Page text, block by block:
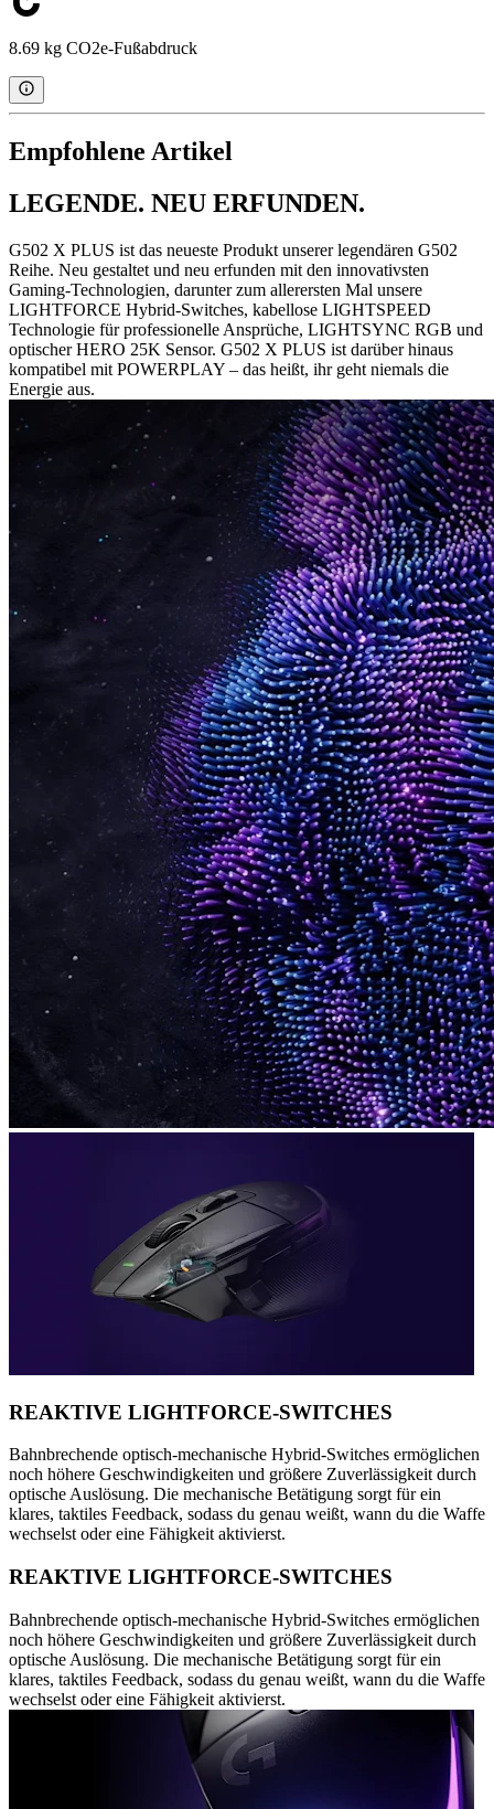
8.69 kg CO2e-Fußabdruck
Empfohlene Artikel
LEGENDE. NEU ERFUNDEN.
G502 X PLUS ist das neueste Produkt unserer legendären G502
Reihe. Neu gestaltet und neu erfunden mit den innovativsten
Gaming-Technologien, darunter zum allerersten Mal unsere
LIGHTFORCE Hybrid-Switches, kabellose LIGHTSPEED
Technologie für professionelle Ansprüche, LIGHTSYNC RGB und
optischer HERO 25K Sensor. G502 X PLUS ist darüber hinaus
kompatibel mit POWERPLAY – das heißt, ihr geht niemals die
Energie aus.
REAKTIVE LIGHTFORCE-SWITCHES
Bahnbrechende optisch-mechanische Hybrid-Switches ermöglichen
noch höhere Geschwindigkeiten und größere Zuverlässigkeit durch
optische Auslösung. Die mechanische Betätigung sorgt für ein
klares, taktiles Feedback, sodass du genau weißt, wann du die Waffe
wechselst oder eine Fähigkeit aktivierst.
REAKTIVE LIGHTFORCE-SWITCHES
Bahnbrechende optisch-mechanische Hybrid-Switches ermöglichen
noch höhere Geschwindigkeiten und größere Zuverlässigkeit durch
optische Auslösung. Die mechanische Betätigung sorgt für ein
klares, taktiles Feedback, sodass du genau weißt, wann du die Waffe
wechselst oder eine Fähigkeit aktivierst.